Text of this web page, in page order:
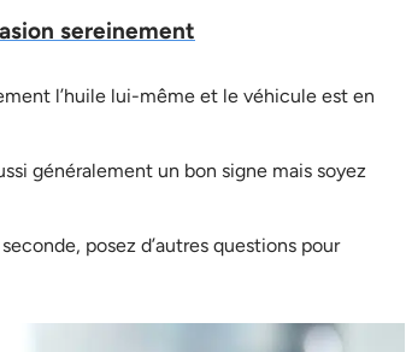
sereinement
l’huile lui-même et le véhicule est en
généralement un bon signe mais soyez
posez d’autres questions pour